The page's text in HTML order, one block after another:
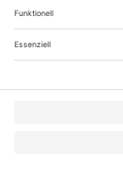
Über uns